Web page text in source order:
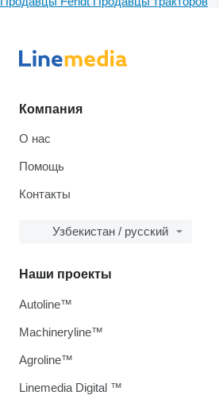
Компания
О нас
Помощь
Контакты
Узбекистан / русский
Наши проекты
Autoline™
Machineryline™
Agroline™
Linemedia Digital ™